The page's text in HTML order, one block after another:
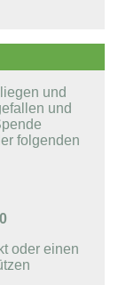
und
und
folgenden
oder einen